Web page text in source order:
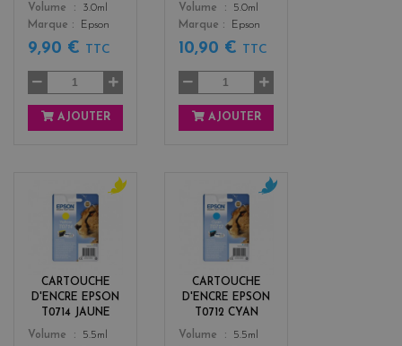
Color
Volume
3.0ml
Marque
Epson
9,90 € TTC
AJOUTER
Color
Volume
5.0ml
Marque
Epson
10,90 € TTC
AJOUTER
CARTOUCHE
D'ENCRE EPSON
T0714 JAUNE
Color
o
w
Volume
5.5ml
CARTOUCHE
D'ENCRE EPSON
T0712 CYAN
Color
Volume
5.5ml